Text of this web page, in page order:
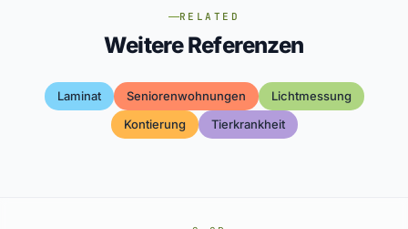
RELATED
Weitere Referenzen
Laminat Seniorenwohnungen
Lichtmessung
Kontierung
Tierkrankheit